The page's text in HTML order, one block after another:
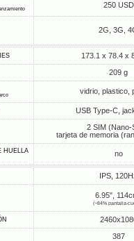
250 USD
2G, 3G,
173.1 x 78.4 x
209 g
vidrio, plastico,
USB Type-C,
2 SIM (Nano-
tarjeta de memoria
HUELLA
no
IPS,
6.95",
(~84% pantalla-
387